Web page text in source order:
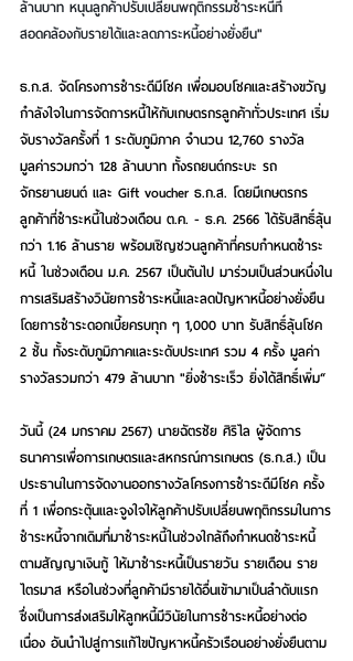
ล้านบาท หนุนลูกค้าปรับเปลี่ยนพฤติกรรมชำระหนี้ที่
สอดคล้องกับรายได้และลดภาระหนี้อย่างยั่งยืน"
ธ.ก.ส. จัดโครงการชำระดีมีโชค เพื่อมอบโชคและสร้างขวัญ
กำลังใจในการจัดการหนี้ให้กับเกษตรกรลูกค้าทั่วประเทศ เริ่ม
จับรางวัลครั้งที่ 1 ระดับภูมิภาค จำนวน 12,760 รางวัล
มูลค่ารวมกว่า 128 ล้านบาท ทั้งรถยนต์กระบะ รถ
จักรยานยนต์ และ Gift voucher ธ.ก.ส. โดยมีเกษตรกร
ลูกค้าที่ชำระหนี้ในช่วงเดือน ต.ค. - ธ.ค. 2566 ได้รับสิทธิ์ลุ้น
กว่า 1.16 ล้านราย พร้อมเชิญชวนลูกค้าที่ครบกำหนดชำระ
หนี้ ในช่วงเดือน ม.ค. 2567 เป็นต้นไป มาร่วมเป็นส่วนหนึ่งใน
การเสริมสร้างวินัยการชำระหนี้และลดปัญหาหนี้อย่างยั่งยืน
โดยการชำระดอกเบี้ยครบทุก ๆ 1,000 บาท รับสิทธิ์ลุ้นโชค
2 ชั้น ทั้งระดับภูมิภาคและระดับประเทศ รวม 4 ครั้ง มูลค่า
รางวัลรวมกว่า 479 ล้านบาท "ยิ่งชำระเร็ว ยิ่งได้สิทธิ์เพิ่ม“
วันนี้ (24 มกราคม 2567) นายฉัตรชัย ศิริไล ผู้จัดการ
ธนาคารเพื่อการเกษตรและสหกรณ์การเกษตร (ธ.ก.ส.) เป็น
ประธานในการจัดงานออกรางวัลโครงการชำระดีมีโชค ครั้ง
ที่ 1 เพื่อกระตุ้นและจูงใจให้ลูกค้าปรับเปลี่ยนพฤติกรรมในการ
ชำระหนี้จากเดิมที่มาชำระหนี้ในช่วงใกล้ถึงกำหนดชำระหนี้
ตามสัญญาเงินกู้ ให้มาชำระหนี้เป็นรายวัน รายเดือน ราย
ไตรมาส หรือในช่วงที่ลูกค้ามีรายได้อื่นเข้ามาเป็นลำดับแรก
ซึ่งเป็นการส่งเสริมให้ลูกหนี้มีวินัยในการชำระหนี้อย่างต่อ
เนื่อง อันนำไปสู่การแก้ไขปัญหาหนี้ครัวเรือนอย่างยั่งยืนตาม